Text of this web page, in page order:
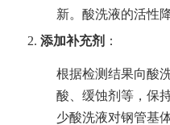
新。酸洗液的活性
添加补充剂 ：
根据检测结果向酸
酸、缓蚀剂等，保
少酸洗液对钢管基